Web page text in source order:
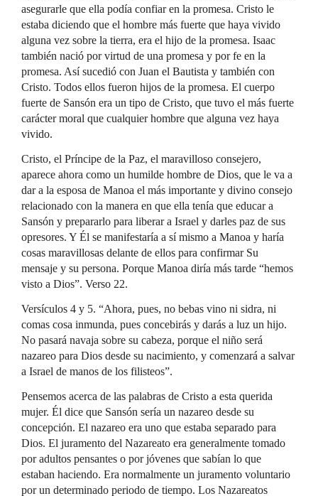
asegurarle que ella podía confiar en la promesa. Cristo le
estaba diciendo que el hombre más fuerte que haya vivido
alguna vez sobre la tierra, era el hijo de la promesa. Isaac
también nació por virtud de una promesa y por fe en la
promesa. Así sucedió con Juan el Bautista y también con
Cristo. Todos ellos fueron hijos de la promesa. El cuerpo
fuerte de Sansón era un tipo de Cristo, que tuvo el más fuerte
carácter moral que cualquier hombre que alguna vez haya
vivido.
Cristo, el Príncipe de la Paz, el maravilloso consejero,
aparece ahora como un humilde hombre de Dios, que le va a
dar a la esposa de Manoa el más importante y divino consejo
relacionado con la manera en que ella tenía que educar a
Sansón y prepararlo para liberar a Israel y darles paz de sus
opresores. Y Él se manifestaría a sí mismo a Manoa y haría
cosas maravillosas delante de ellos para confirmar Su
mensaje y su persona. Porque Manoa diría más tarde “hemos
visto a Dios”. Verso 22.
Versículos 4 y 5. “Ahora, pues, no bebas vino ni sidra, ni
comas cosa inmunda, pues concebirás y darás a luz un hijo.
No pasará navaja sobre su cabeza, porque el niño será
nazareo para Dios desde su nacimiento, y comenzará a salvar
a Israel de manos de los filisteos”.
Pensemos acerca de las palabras de Cristo a esta querida
mujer. Él dice que Sansón sería un nazareo desde su
concepción. El nazareo era uno que estaba separado para
Dios. El juramento del Nazareato era generalmente tomado
por adultos pensantes o por jóvenes que sabían lo que
estaban haciendo. Era normalmente un juramento voluntario
por un determinado periodo de tiempo. Los Nazareatos